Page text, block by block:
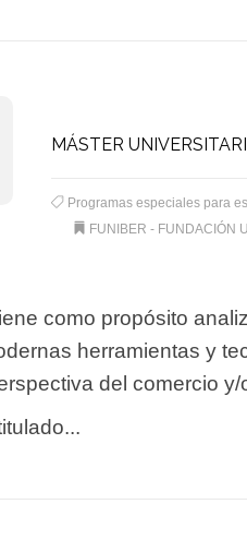
MÁSTER
Programas especiales para
FUNIBER - FUNDACIÓN
como propósito
herramientas y
del comercio